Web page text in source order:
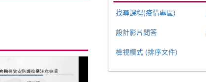
找尋課程(疫情專區)
設計影片問答
檢視模式 (排序文件)